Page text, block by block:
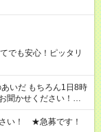
でも安心！ピッタリ
いだ もちろん1日8時
聞かせください！★家
ご相談ください。 ※
い！ ★急募です！